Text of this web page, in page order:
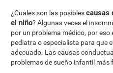
¿Cuales son las posiblescausas
el niño? Algunas veces el
por un problema médico, por
pediatra o especialista para que
adecuado. Las causas
problemas de sueño infantil más